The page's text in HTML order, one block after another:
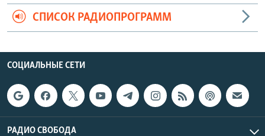
СПИСОК РАДИОПРОГРАММ
СОЦИАЛЬНЫЕ СЕТИ
РАДИО СВОБОДА